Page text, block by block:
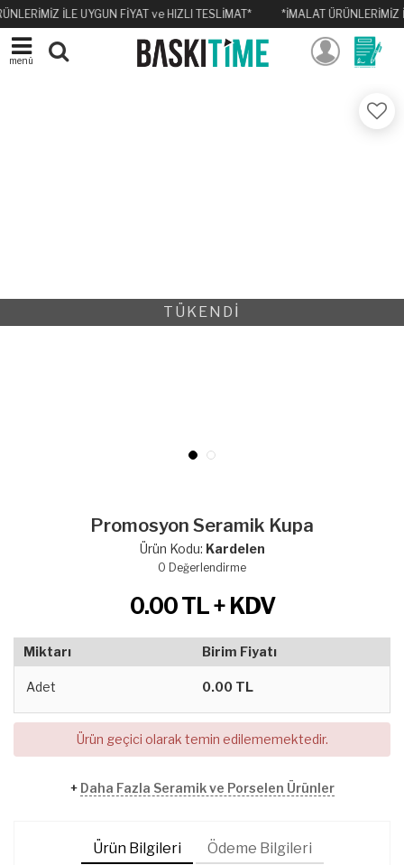
İLE UYGUN FİYAT ve HIZLI TESLİMAT* *İMALAT ÜRÜNLERİMİZ
menü
TÜKENDİ
Promosyon Seramik Kupa
Ürün Kodu: Kardelen
0 Değerlendirme
0.00TL + KDV
Miktarı Birim Fiyatı
Adet 0.00 TL
Ürün geçici olarak temin edilememektedir.
+ Daha Fazla Seramik ve Porselen Ürünler
Ürün Bilgileri Ödeme Bilgileri